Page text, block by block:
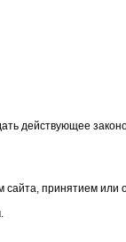
действующее
принятием или